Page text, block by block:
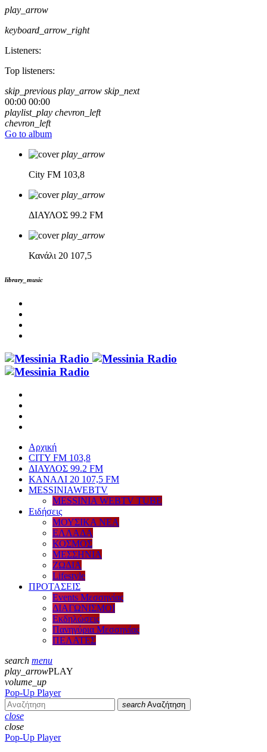
play_arrow
keyboard_arrow_right
Listeners:
Top listeners:
skip_previous play_arrow skip_next
00:00 00:00
playlist_play chevron_left
chevron_left
Go to album
play_arrow
City FM 103,8
play_arrow
ΔΙΑΥΛΟΣ 99.2 FM
play_arrow
Κανάλι 20 107,5
library_music
Αρχική
CITY FM 103,8
ΔΙΑΥΛΟΣ 99.2 FM
ΚΑΝΑΛΙ 20 107,5 FM
MESSINIAWEBTV
MESSINIA WEBTV TUBE
Eιδήσεις
ΜΟΥΣΙΚΑ ΝΕΑ
ΕΛΛΑΔΑ
ΚΟΣΜΟΣ
ΜΕΣΣΗΝΙΑ
ΖΩΔΙΑ
Lifestyle
ΠΡΟΤΑΣΕΙΣ
Events Μεσσηνίας
ΔΙΑΓΩΝΙΣΜΟΙ
Εκδηλώσεις
Πανηγύρια Μεσσηνίας
ΠΕΛΑΤΕΣ
search menu
play_arrowPLAY
volume_up
Pop-Up Player
search Αναζήτηση
close
close
Pop-Up Player